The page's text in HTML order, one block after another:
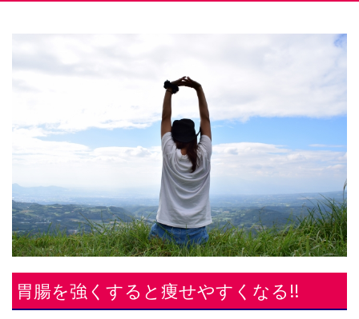
胃腸を強くすると痩せやすくなる!!